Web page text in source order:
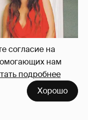
согласие на
нам
подробнее
Хорошо